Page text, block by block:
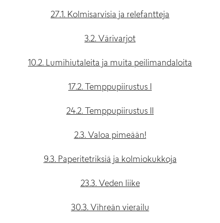
27.1. Kolmisarvisia ja relefantteja
3.2. Värivarjot
10.2. Lumihiutaleita ja muita peilimandaloita
17.2. Temppupiirustus I
24.2. Temppupiirustus II
2.3. Valoa pimeään!
9.3. Paperitetriksiä ja kolmiokukkoja
23.3. Veden liike
30.3. Vihreän vierailu